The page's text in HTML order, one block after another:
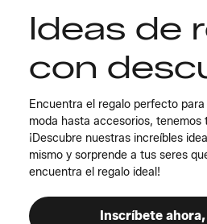
Ideas de
con
Encuentra el regalo perfecto
moda hasta accesorios, tenemos
¡Descubre nuestras increíbles
mismo y sorprende a tus seres
encuentra el regalo ideal!
Inscríbete